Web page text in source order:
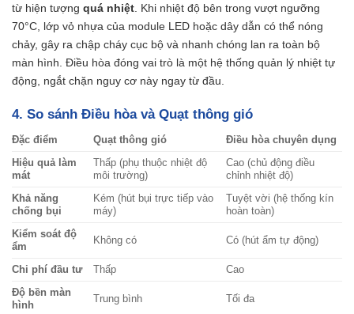
từ hiện tượng quá nhiệt . Khi nhiệt độ bên trong vượt ngưỡng
70°C, lớp vỏ nhựa của module LED hoặc dây dẫn có thể nóng
chảy, gây ra chập cháy cục bộ và nhanh chóng lan ra toàn bộ
màn hình. Điều hòa đóng vai trò là một hệ thống quản lý nhiệt tự
động, ngắt chặn nguy cơ này ngay từ đầu.
4. So sánh Điều hòa và Quạt thông gió
Đặc điểm Quạt thông gió
Điều hòa chuyên dụng
Hiệu quả làm
mát
Thấp (phụ thuộc nhiệt độ
môi trường)
Cao (chủ động điều
chỉnh nhiệt độ)
Khả năng
chống bụi
Kém (hút bụi trực tiếp vào
máy)
Tuyệt vời (hệ thống kín
hoàn toàn)
Kiểm soát độ
ẩm
Không có Có (hút ẩm tự động)
Chi phí đầu tư Thấp
Cao
Độ bền màn
hình
Trung bình Tối đa